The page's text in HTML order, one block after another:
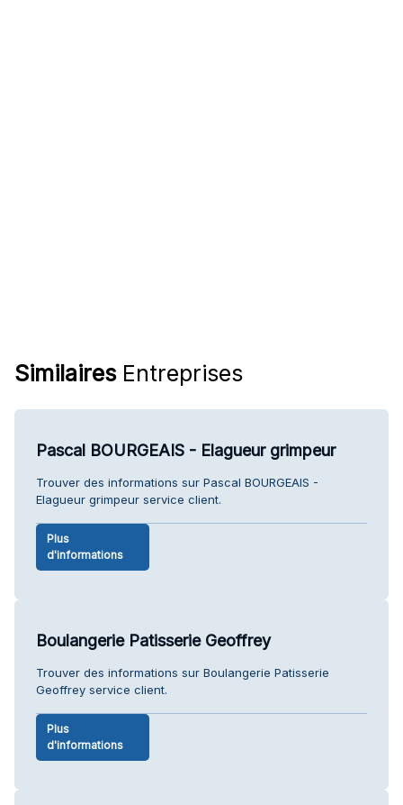
SimilairesEntreprises
Pascal BOURGEAIS - Elagueur grimpeur
Trouver des informations sur Pascal BOURGEAIS -
Elagueur grimpeur service client.
Plus
d'informations
Boulangerie Patisserie Geoffrey
Trouver des informations sur Boulangerie Patisserie
Geoffrey service client.
Plus
d'informations